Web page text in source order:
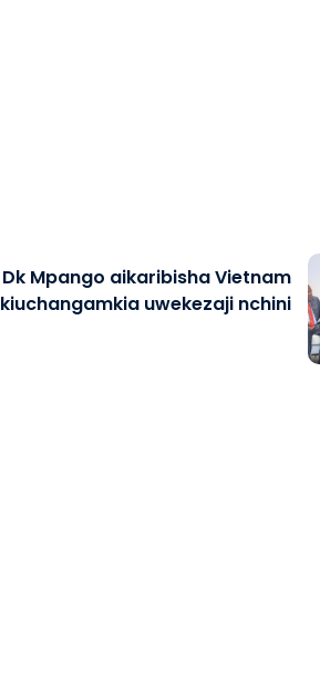
Dk Mpango aikaribisha Vietnam
kiuchangamkia uwekezaji nchini